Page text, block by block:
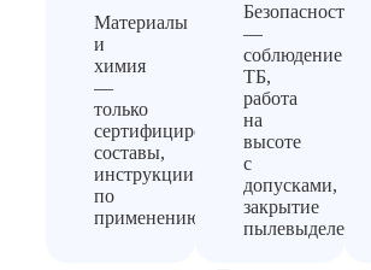
Материалы
и
химия
—
только
сертифицированные
составы,
инструкции
по
применению
Безопасность
—
соблюдение
ТБ,
работа
на
высоте
с
допусками,
закрытие
пылевыделения